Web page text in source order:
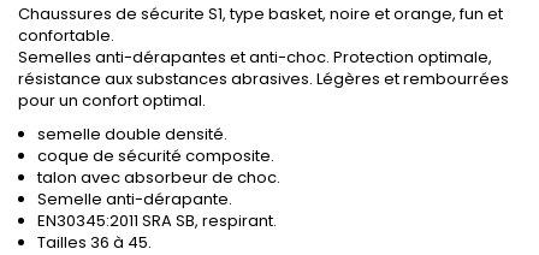
Chaussures de sécurite S1, type basket, noire et orange, fun et
confortable.
Semelles anti-dérapantes et anti-choc. Protection optimale,
résistance aux substances abrasives. Légères et rembourrées
pour un confort optimal.
semelle double densité.
coque de sécurité composite.
talon avec absorbeur de choc.
Semelle anti-dérapante.
EN30345:2011 SRA SB, respirant.
Tailles 36 à 45.